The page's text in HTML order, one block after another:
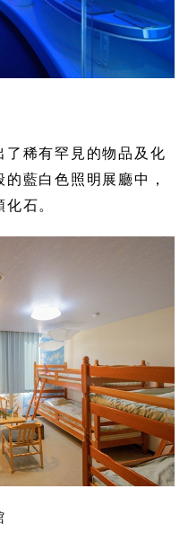
稀有罕見的物品及化
藍白色照明展廳中，
石。